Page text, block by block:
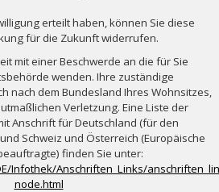
erteilt haben, können Sie diese
für die Zukunft widerrufen.
mit einer Beschwerde an die für Sie
wenden. Ihre zuständige
nach dem Bundesland Ihres Wohnsitzes,
Verletzung. Eine Liste der
Anschrift für Deutschland (für den
Schweiz und Österreich (Europäische
finden Sie unter:
Infothek/Anschriften_Links/
node.html